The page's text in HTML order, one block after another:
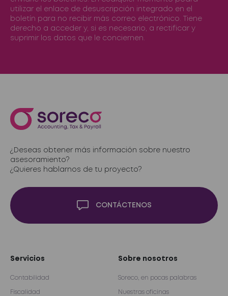
utilizar el enlace de desuscripción integrado en el
boletín para no recibir más correo electrónico. Tiene
derecho a acceder y, si es necesario, a rectificar y
suprimir los datos que le conciernen.
¿Deseas obtener más información sobre nuestro
asesoramiento?
¿Quieres hablarnos de tu proyecto?
CONTÁCTENOS
Servicios
Contabilidad
Fiscalidad
Sobre nosotros
Soreco, en pocas palabras
Nuestras oficinas